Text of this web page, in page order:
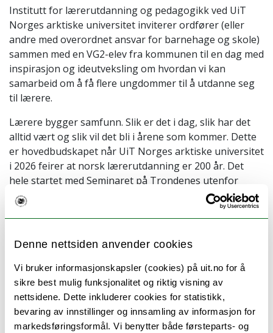
Denne nettsiden anvender cookies
Vi bruker informasjonskapsler (cookies) på uit.no for å
sikre best mulig funksjonalitet og riktig visning av
nettsidene. Dette inkluderer cookies for statistikk,
bevaring av innstillinger og innsamling av informasjon for
markedsføringsformål. Vi benytter både førsteparts- og
Institutt for lærerutdanning og pedagogikk ved UiT
Norges arktiske universitet inviterer ordfører (eller
andre med overordnet ansvar for barnehage og skole)
sammen med en VG2-elev fra kommunen til en dag med
inspirasjon og ideutveksling om hvordan vi kan
samarbeid om å få flere ungdommer til å utdanne seg
til lærere.
Lærere bygger samfunn. Slik er det i dag, slik har det
alltid vært og slik vil det bli i årene som kommer. Dette
er hovedbudskapet når UiT Norges arktiske universitet
i 2026 feirer at norsk lærerutdanning er 200 år. Det
hele startet med Seminaret på Trondenes utenfor
Harstad som ble åpnet 7. februar 1826. I dag har
Institutt for lærerutdanning og pedagogikk ved UiT
barnehage til videregående skole.
Dette arrangementet samler tolv små og store
kommuner med variasjon med hensyn til god og
dårligere lærerdekning. Målet med dagen er å inspirere
VG2 elever til selv å søke ei av våre lærerutdanninger
eller fortelle medelever og andre ungdommer om